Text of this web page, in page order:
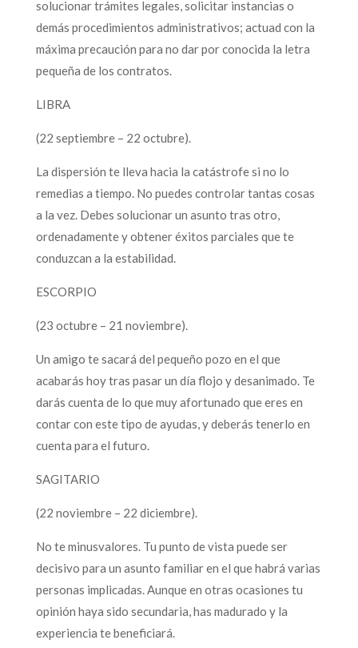
solucionar trámites legales, solicitar instancias o
demás procedimientos administrativos; actuad con la
máxima precaución para no dar por conocida la letra
pequeña de los contratos.
LIBRA
(22 septiembre – 22 octubre).
La dispersión te lleva hacia la catástrofe si no lo
remedias a tiempo. No puedes controlar tantas cosas
a la vez. Debes solucionar un asunto tras otro,
ordenadamente y obtener éxitos parciales que te
conduzcan a la estabilidad.
ESCORPIO
(23 octubre – 21 noviembre).
Un amigo te sacará del pequeño pozo en el que
acabarás hoy tras pasar un día flojo y desanimado. Te
darás cuenta de lo que muy afortunado que eres en
contar con este tipo de ayudas, y deberás tenerlo en
cuenta para el futuro.
SAGITARIO
(22 noviembre – 22 diciembre).
No te minusvalores. Tu punto de vista puede ser
decisivo para un asunto familiar en el que habrá varias
personas implicadas. Aunque en otras ocasiones tu
opinión haya sido secundaria, has madurado y la
experiencia te beneficiará.